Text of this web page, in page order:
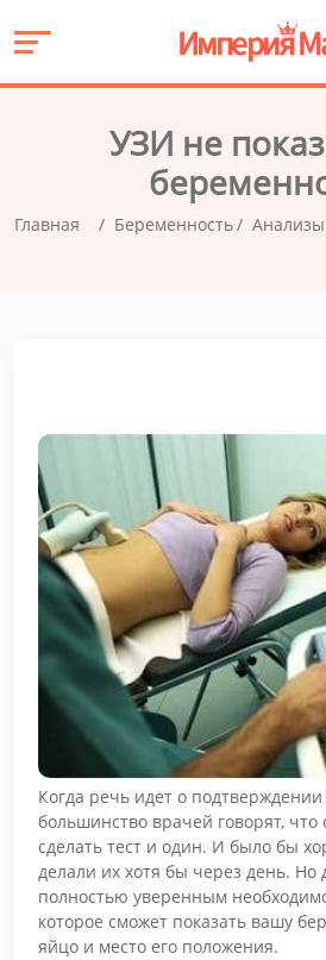
УЗИ не
Главная Беременность
Когда речь идет о
большинство врачей говорят, что
сделать тест и один. И было бы
делали их хотя бы через день. Но
полностью уверенным
которое сможет показать вашу
яйцо и место его положения.